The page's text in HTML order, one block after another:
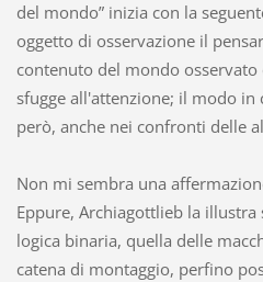
del mondo” inizia con la
oggetto di osservazione il
contenuto del mondo
sfugge all'attenzione; il modo in
però, anche nei confronti delle
Non mi sembra una
Eppure, Archiagottlieb la illustra
logica binaria, quella delle
catena di montaggio, perfino